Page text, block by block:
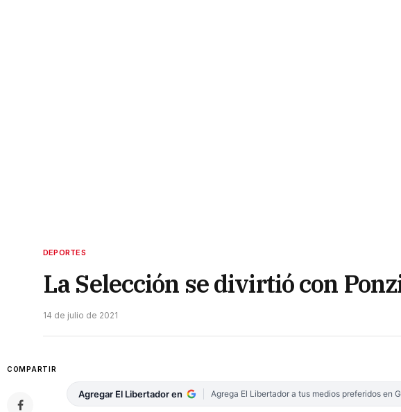
DEPORTES
La Selección se divirtió con
14 de julio de 2021
COMPARTIR
Agregar El Libertador en Agrega El Libertador a tus medios preferidos en